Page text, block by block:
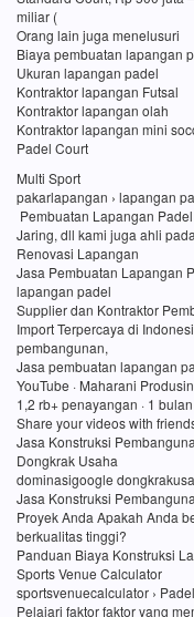
miliar (
Orang lain juga menelusuri
Biaya pembuatan lapangan
Ukuran lapangan padel
Kontraktor lapangan Futsal
Kontraktor lapangan olah
Kontraktor lapangan mini
Padel Court
Multi Sport
pakarlapangan › lapangan
Pembuatan Lapangan
Jaring, dll kami juga ahli
Renovasi Lapangan
Jasa Pembuatan Lapangan
lapangan padel
Supplier dan Kontraktor
Import Terpercaya di
pembangunan,
Jasa pembuatan lapangan
YouTube · Maharani
1,2 rb+ penayangan · 1
Share your videos with
Jasa Konstruksi
Dongkrak Usaha
dominasigoogle
Jasa Konstruksi
Proyek Anda Apakah Anda
berkualitas tinggi?
Panduan Biaya Konstruksi
Sports Venue Calculator
sportsvenuecalculator ›
Pelajari faktor faktor yang